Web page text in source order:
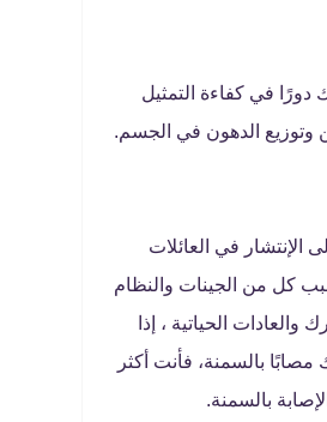
دورًا في كفاءة التمثيل
وتوزيع الدهون في الجسم.
الإنتشار في العائلات
كل من الجينات والنظام
والعادات الحياتية ، إذا
مصابًا بالسمنة، فأنت أكثر
بالسمنة.